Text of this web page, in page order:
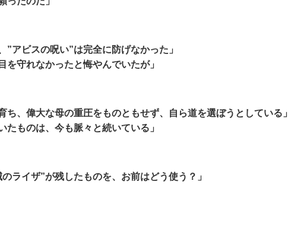
”アビスの呪い”は完全に防げなかった」
を守れなかったと悔やんでいたが」
ち、偉大な母の重圧をものともせず、自ら道を選ぼうとしている」
たものは、今も脈々と続いている」
ライザ”が残したものを、お前はどう使う？」